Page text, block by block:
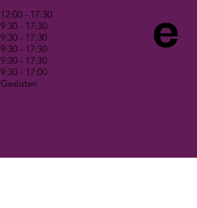
12:00 - 17:30
9:30 - 17:30
9:30 - 17:30
9:30 - 17:30
9:30 - 17:30
9:30 - 17:00
Gesloten
e